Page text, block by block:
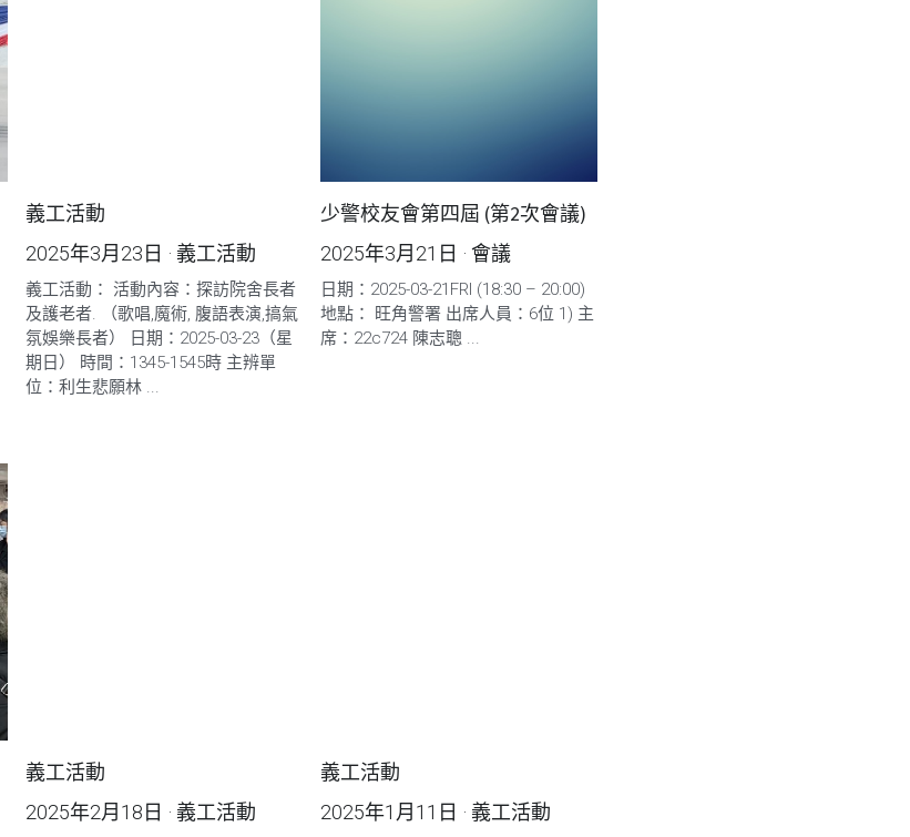
義工活動
2025年3月23日 · 義工活動
義工活動： 活動內容：探訪院舍長者
及護老者. （歌唱,魔術, 腹語表演,搞氣
氛娛樂長者） 日期：2025-03-23（星
期日） 時間：1345-1545時 主辨單
位：利生悲願林 ...
少警校友會第四屆 (第2次會議)
2025年3月21日 ·會議
日期：2025-03-21FRI (18:30 – 20:00)
地點： 旺角警署 出席人員：6位 1) 主
席：22c724 陳志聰 ...
義工活動
2025年2月18日 · 義工活動
義工活動
2025年1月11日 · 義工活動